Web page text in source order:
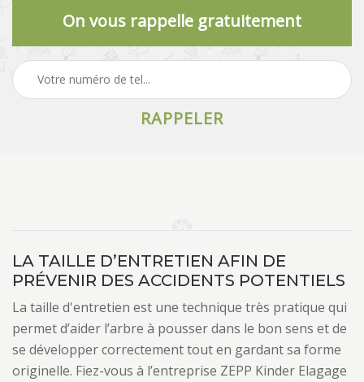
On vous rappelle gratuitement
LA TAILLE D’ENTRETIEN AFIN DE
PRÉVENIR DES ACCIDENTS POTENTIELS
La taille d'entretien est une technique très pratique qui
permet d’aider l’arbre à pousser dans le bon sens et de
se développer correctement tout en gardant sa forme
originelle. Fiez-vous à l’entreprise ZEPP Kinder Elagage